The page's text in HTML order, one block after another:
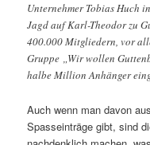
Unternehmer Tobias Huch
Jagd auf Karl-Theodor zu
400.000 Mitgliedern, vor
Gruppe „Wir wollen
halbe Million Anhänger
Auch wenn man davon
Spasseinträge gibt, sind